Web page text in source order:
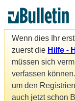
Wenn dies Ihr
zuerst die Hilfe -
müssen sich
verfassen
um den
auch jetzt schon